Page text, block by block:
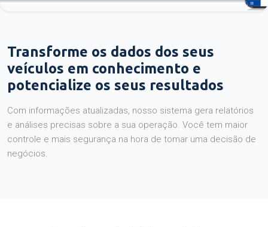
Transforme os dados dos seus
veículos em conhecimento e
potencialize os seus resultados
Com informações atualizadas, nosso sistema gera relatórios
e análises precisas sobre a sua operação. Você tem maior
controle e mais segurança na hora de tomar uma decisão de
negócios.